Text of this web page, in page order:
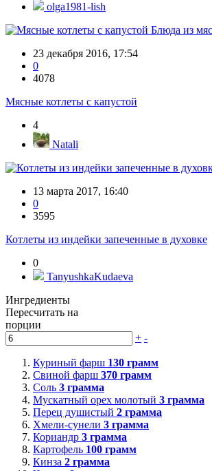
olga1981-lish
Блюда из
23 декабря 2016, 17:54
0
4078
Мясные котлеты с капустой
4
Natali
13 марта 2017, 16:40
0
3595
Котлеты из индейки запеченные в духовке
0
TanyushkaKudaeva
Ингредиенты
Пересчитать на
порции
+ -
Куриный фарш 130 грамм
Свиной фарш 370 грамм
Соль 3 грамма
Мускатный орех молотый 3 грамма
Перец душистый 2 грамма
Хмели-сунели 3 грамма
Кориандр 3 грамма
Картофель 100 грамм
Кинза 2 грамма